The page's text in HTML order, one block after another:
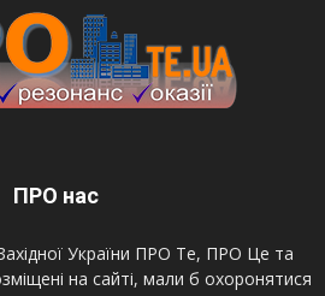
ПРО нас
України ПРО Те, ПРО Це та
на сайті, мали б охоронятися